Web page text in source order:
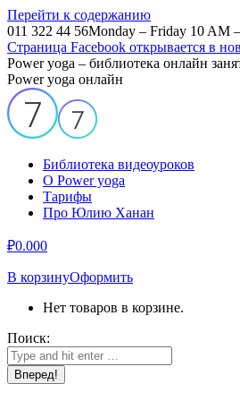
Перейти к содержанию
011 322 44 56Monday – Friday 10 AM
Страница Facebook открывается в
Power yoga – библиотека онлайн
Power yoga онлайн
Библиотека видеоуроков
О Power yoga
Тарифы
Про Юлию Ханан
₽0.000
В корзинуОформить
Нет товаров в корзине.
Поиск: